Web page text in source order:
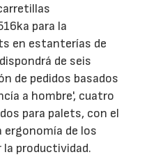
para la
en estanterías de
de seis
de pedidos basados
a hombre', cuatro
para palets, con el
ergonomía de los
productividad.